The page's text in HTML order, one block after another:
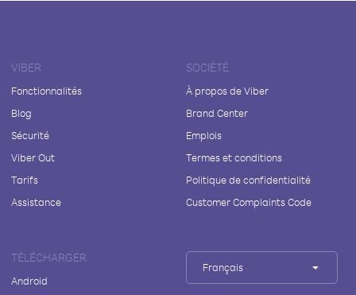
VIBER
Fonctionnalités
Blog
Sécurité
Viber Out
Tarifs
Assistance
SOCIÉTÉ
À propos de Viber
Brand Center
Emplois
Termes et conditions
Politique de confidentialité
Customer Complaints Code
TÉLÉCHARGER
Android
Français